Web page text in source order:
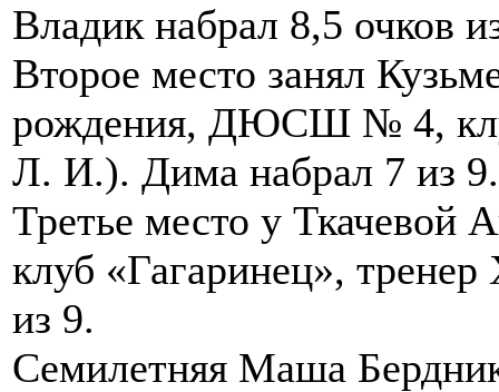
Владик набрал 8,5 очков
Второе место занял
рождения, ДЮСШ № 4,
Л. И.). Дима набрал 7 из 9.
Третье место у
клуб «Гагаринец»,
из 9.
Семилетняя Маша